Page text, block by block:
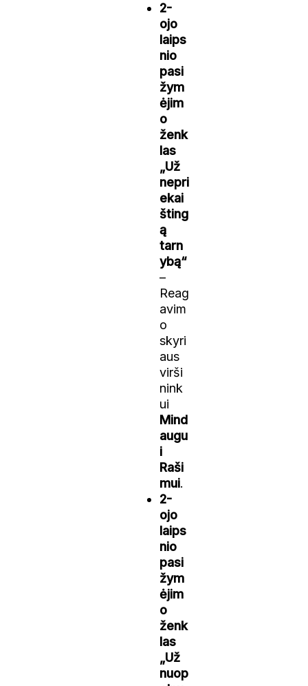
2-
ojo
laips
nio
pasi
žym
ėjim
o
ženk
las
„Už
nepri
ekai
šting
ą
tarn
ybą“
–
Reag
avim
o
skyri
aus
virši
nink
ui
Mind
augu
i
Raši
mui.
2-
ojo
laips
nio
pasi
žym
ėjim
o
ženk
las
„Už
nuop